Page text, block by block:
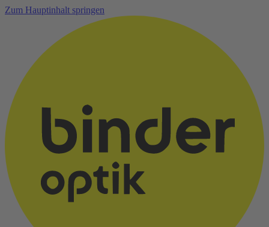
Zum Hauptinhalt springen